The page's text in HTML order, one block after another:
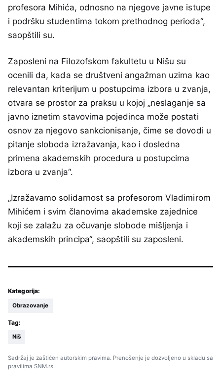
profesora Mihića, odnosno na njegove javne istupe
i podršku studentima tokom prethodnog perioda“,
saopštili su.
Zaposleni na Filozofskom fakultetu u Nišu su
ocenili da, kada se društveni angažman uzima kao
relevantan kriterijum u postupcima izbora u zvanja,
otvara se prostor za praksu u kojoj „neslaganje sa
javno iznetim stavovima pojedinca može postati
osnov za njegovo sankcionisanje, čime se dovodi u
pitanje sloboda izražavanja, kao i dosledna
primena akademskih procedura u postupcima
izbora u zvanja“.
„Izražavamo solidarnost sa profesorom Vladimirom
Mihićem i svim članovima akademske zajednice
koji se zalažu za očuvanje slobode mišljenja i
akademskih principa“, saopštili su zaposleni.
Kategorija:
Obrazovanje
Tag:
Niš
Sadržaj je zaštićen autorskim pravima. Prenošenje je dozvoljeno u skladu sa
pravilima SNM.rs.